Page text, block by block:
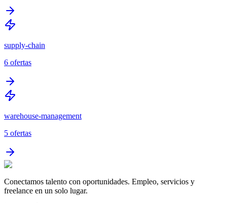
supply-chain
6 ofertas
warehouse-management
5 ofertas
Conectamos talento con oportunidades. Empleo, servicios y
freelance en un solo lugar.